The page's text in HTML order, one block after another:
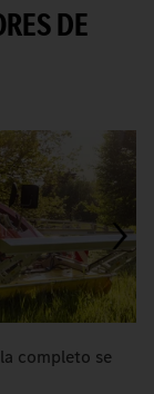
DE
completo se